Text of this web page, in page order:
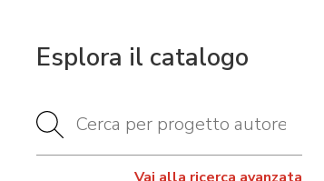
Esplora il catalogo